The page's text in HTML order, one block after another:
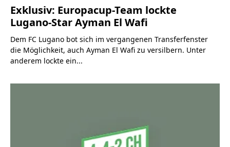
Exklusiv: Europacup-Team lockte
Lugano-Star Ayman El Wafi
Dem FC Lugano bot sich im vergangenen Transferfenster
die Möglichkeit, auch Ayman El Wafi zu versilbern. Unter
anderem lockte ein...